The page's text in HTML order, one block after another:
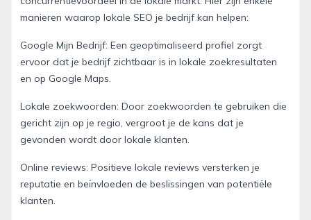
manieren waarop lokale SEO je bedrijf kan helpen:
Google Mijn Bedrijf: Een geoptimaliseerd profiel zorgt
ervoor dat je bedrijf zichtbaar is in lokale zoekresultaten
en op Google Maps.
Lokale zoekwoorden: Door zoekwoorden te gebruiken die
gericht zijn op je regio, vergroot je de kans dat je
gevonden wordt door lokale klanten.
Online reviews: Positieve lokale reviews versterken je
reputatie en beïnvloeden de beslissingen van potentiële
klanten.